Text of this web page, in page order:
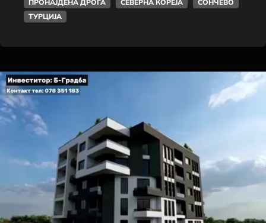
ПРОНАЈДЕНА ДРОГА
СЕВЕРНА КОРЕЈА
СОНЧЕВО
ТУРЦИЈА